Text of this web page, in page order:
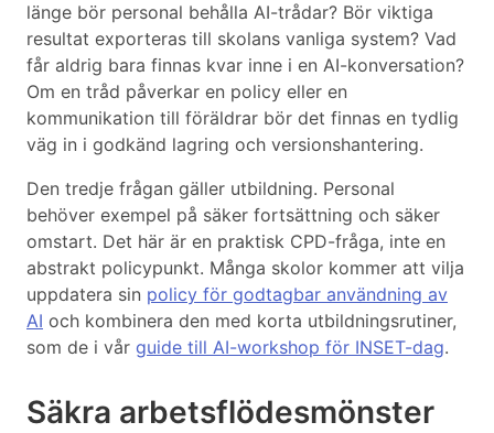
länge bör personal behålla AI-trådar? Bör viktiga
resultat exporteras till skolans vanliga system? Vad
får aldrig bara finnas kvar inne i en AI-konversation?
Om en tråd påverkar en policy eller en
kommunikation till föräldrar bör det finnas en tydlig
väg in i godkänd lagring och versionshantering.
Den tredje frågan gäller utbildning. Personal
behöver exempel på säker fortsättning och säker
omstart. Det här är en praktisk CPD-fråga, inte en
abstrakt policypunkt. Många skolor kommer att vilja
uppdatera sin policy för godtagbar användning av
AI och kombinera den med korta utbildningsrutiner,
som de i vår guide till AI-workshop för INSET-dag.
Säkra arbetsflödesmönster